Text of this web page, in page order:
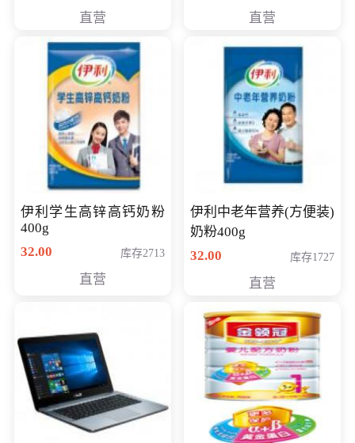
直营
清入门级摄像机
直营
伊利学生高锌高钙奶粉
400g
32.00
库存2713
直营
伊利中老年营养(方便装)
奶粉400g
32.00
库存1727
直营